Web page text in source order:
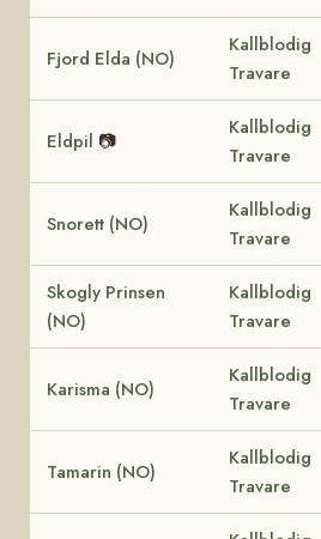
Fjord Elda (NO)
Kallblodig
Travare
Eldpil 📷
Kallblodig
Travare
Snorett (NO)
Kallblodig
Travare
Skogly Prinsen
(NO)
Kallblodig
Travare
Karisma (NO)
Kallblodig
Travare
Tamarin (NO)
Kallblodig
Travare